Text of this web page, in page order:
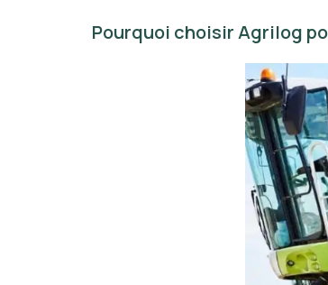
Pourquoi choisir Agrilog